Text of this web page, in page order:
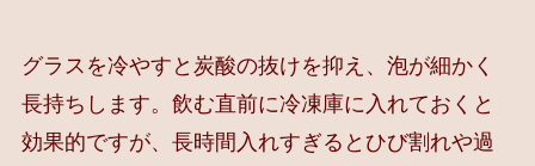
グラスを冷やすと炭酸の抜けを抑え、泡が細かく
長持ちします。飲む直前に冷凍庫に入れておくと
効果的ですが、長時間入れすぎるとひび割れや過